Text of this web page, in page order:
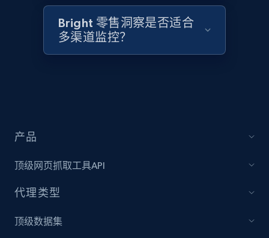
Title, Seller name, Brand, Description, Initial
price, Currency, Availability, Reviews count, and
Amazon products global dataset - Collect
Title, Seller name, Brand, Description, Initial
price, Currency, Availability, Reviews count, and
more.
Bright 零售洞察是否适合
多渠道监控？
产品
顶级网页抓取工具API
代理类型
顶级数据集